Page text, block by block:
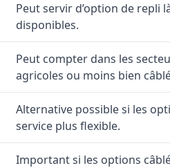
Peut servir d’option de repli
disponibles.
Peut compter dans les
agricoles ou moins bien
Alternative possible si les
service plus flexible.
Important si les options